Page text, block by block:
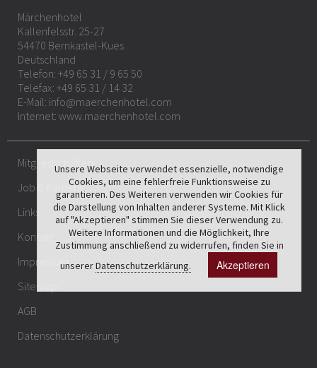
Märchenhotel
Kallenfelsstr. 25-27
54470 Bernkastel-Kues
Deutschland
Telefon: +49 65 31 / 9 65 50
Telefax: +49 65 31 / 14 32
E-Mail: info@maerchenhotel.com
Internet: www.maerchenhotel.com
Mitgliedschaften
Job & Karriere
Links
Kontakt
Impressum
Sitemap
AGB
Datenschutzerklärung
Unsere Webseite verwendet essenzielle, notwendige
Cookies, um eine fehlerfreie Funktionsweise zu
garantieren. Des Weiteren verwenden wir Cookies für
die Darstellung von Inhalten anderer Systeme. Mit Klick
auf "Akzeptieren" stimmen Sie dieser Verwendung zu.
Weitere Informationen und die Möglichkeit, Ihre
Zustimmung anschließend zu widerrufen, finden Sie in
unsererDatenschutzerklärung. Akzeptieren